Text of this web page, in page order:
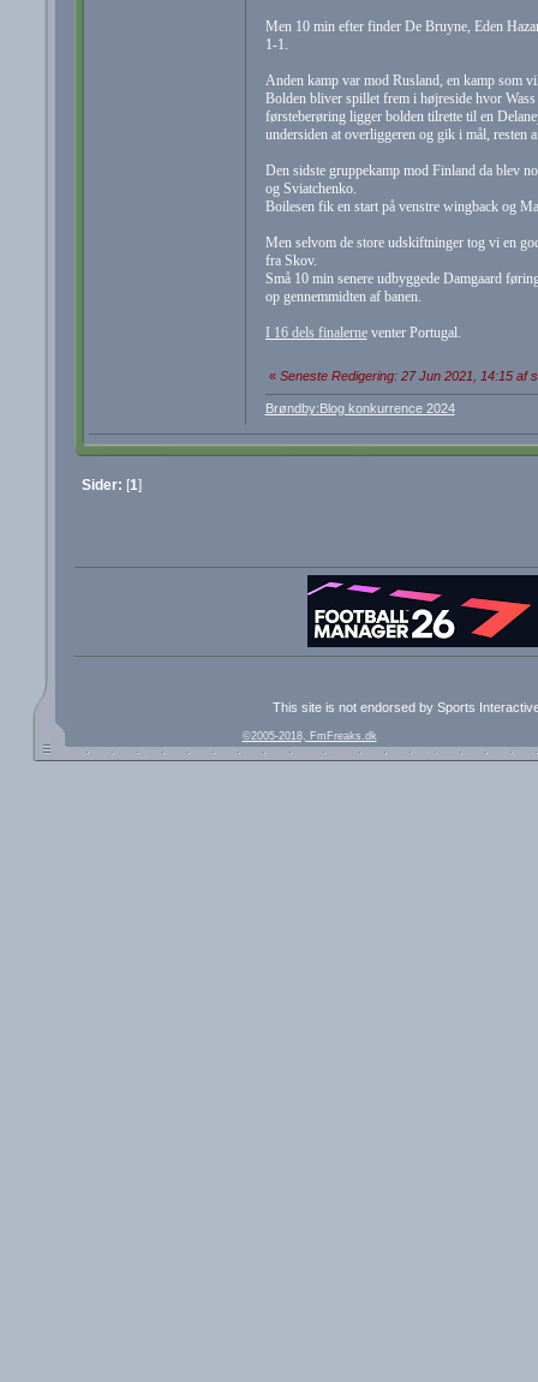
Men 10 min efter finder De Bruyne, Eden
1-1.
Anden kamp var mod Rusland, en kamp som
Bolden bliver spillet frem i højreside hvor
førsteberøring ligger bolden tilrette til en
undersiden at overliggeren og gik i mål, resten
Den sidste gruppekamp mod Finland da blev
og Sviatchenko.
Boilesen fik en start på venstre wingback og
Men selvom de store udskiftninger tog vi en
fra Skov.
Små 10 min senere udbyggede Damgaard
op gennemmidten af banen.
I 16 dels finalerneventer Portugal.
« Seneste Redigering: 27 Jun 2021, 14:15 af
Brøndby:Blog konkurrence 2024
Sider: [1]
This site is not endorsed by Sports
©2005-2018, FmFreaks.dk